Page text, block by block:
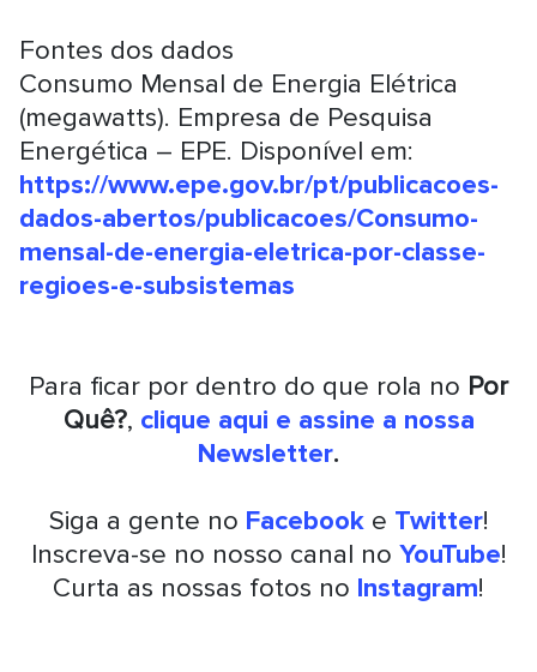
Fontes dos dados
Consumo Mensal de Energia Elétrica
(megawatts). Empresa de Pesquisa
Energética – EPE. Disponível em:
https://www.epe.gov.br/pt/publicacoes-
dados-abertos/publicacoes/Consumo-
mensal-de-energia-eletrica-por-classe-
regioes-e-subsistemas
Para ficar por dentro do que rola no Por
Quê?, clique aqui e assine a nossa
Newsletter.
Siga a gente no Facebooke Twitter!
Inscreva-se no nosso canal no YouTube!
Curta as nossas fotos no Instagram!